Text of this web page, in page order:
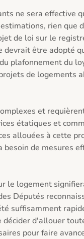
ne sera effective
rien que
de loi sur le
devrait être adopté
plafonnement du
de logements
et
étatiques et
allouées à cette
de mesures
le logement
Députés
suffisamment
d'allouer
pour faire